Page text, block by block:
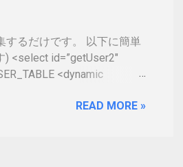
するだけです。 以下に簡単
<select id=”getUser2″
<dynamic
READ MORE »